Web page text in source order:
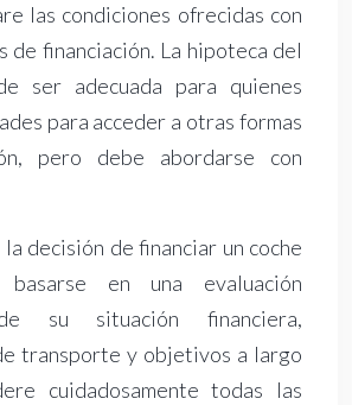
las condiciones ofrecidas con
de financiación. La hipoteca del
ser adecuada para quienes
para acceder a otras formas
pero debe abordarse con
decisión de financiar un coche
en una evaluación
su situación financiera,
transporte y objetivos a largo
cuidadosamente todas las